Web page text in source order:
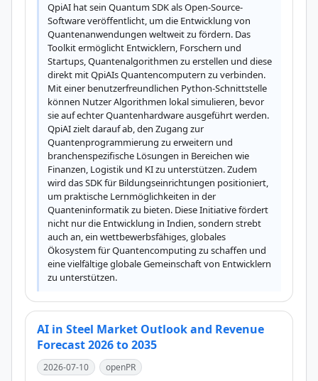
QpiAI hat sein Quantum SDK als Open-Source-
Software veröffentlicht, um die Entwicklung von
Quantenanwendungen weltweit zu fördern. Das
Toolkit ermöglicht Entwicklern, Forschern und
Startups, Quantenalgorithmen zu erstellen und diese
direkt mit QpiAIs Quantencomputern zu verbinden.
Mit einer benutzerfreundlichen Python-Schnittstelle
können Nutzer Algorithmen lokal simulieren, bevor
sie auf echter Quantenhardware ausgeführt werden.
QpiAI zielt darauf ab, den Zugang zur
Quantenprogrammierung zu erweitern und
branchenspezifische Lösungen in Bereichen wie
Finanzen, Logistik und KI zu unterstützen. Zudem
wird das SDK für Bildungseinrichtungen positioniert,
um praktische Lernmöglichkeiten in der
Quanteninformatik zu bieten. Diese Initiative fördert
nicht nur die Entwicklung in Indien, sondern strebt
auch an, ein wettbewerbsfähiges, globales
Ökosystem für Quantencomputing zu schaffen und
eine vielfältige globale Gemeinschaft von Entwicklern
zu unterstützen.
AI in Steel Market Outlook and Revenue
Forecast 2026 to 2035
2026-07-10 openPR